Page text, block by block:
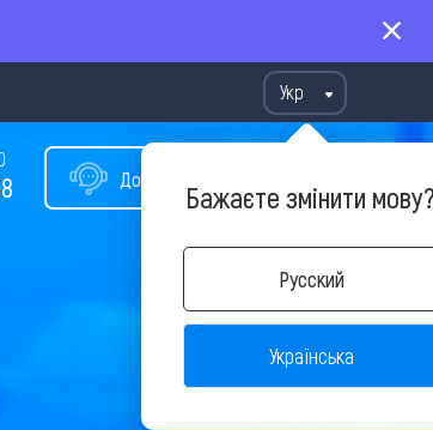
Укр
Бажаєте змінити
Русский
Українська
Допомога у виборі туру